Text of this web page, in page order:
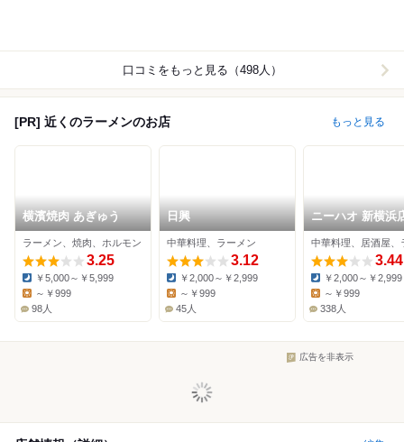
口コミをもっと見る（498人）
[PR] 近くのラーメンのお店 もっと見る
横濱焼肉 あぎゅう
ラーメン、焼肉、ホルモン
3.25
Dinner:
￥5,000～￥5,999
Lunch:
～￥999
98人
日興
中華料理、ラーメン
3.12
Dinner:
￥2,000～￥2,999
Lunch:
～￥999
45人
ニーハオ 新横浜
3.44
Dinner:
￥2,000～￥2,999
～￥999
338人
広告を非表示